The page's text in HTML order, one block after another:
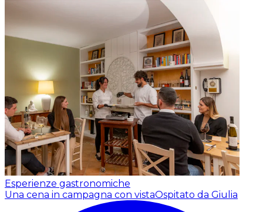
Esperienze gastronomiche
Una cena in campagna con vistaOspitato da Giulia